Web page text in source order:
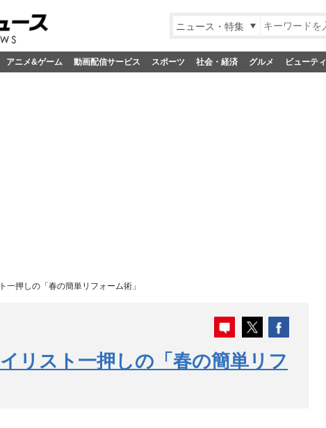
ニュース・特集
アニメ&ゲーム 動画配信サービス スポーツ 社会・経済 グルメ ビューティ
一押しの「春の簡単リフォーム術」
リスト一押しの「春の簡単リフ